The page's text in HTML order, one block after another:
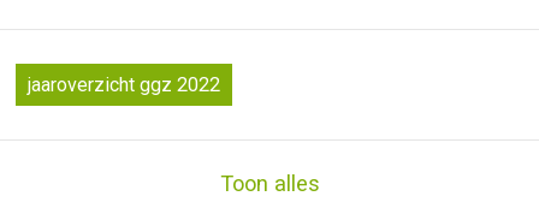
jaaroverzicht ggz 2022
Toon alles